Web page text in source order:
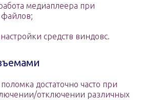
медиаплеера при
средств виндовс.
достаточно часто при
отключении различных